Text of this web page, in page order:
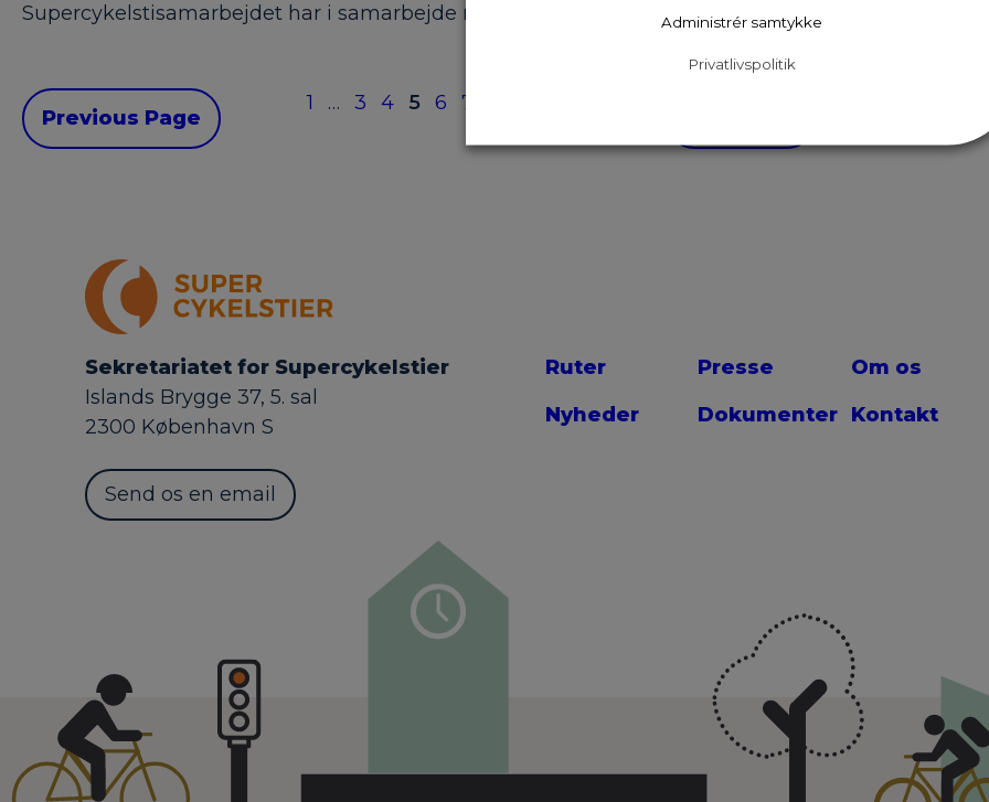
Supercykelstisamarbejdet har i samarbejde med Epinion undersøgt cykelpendlernes behov for
Previous Page
1 … 3 4 5 6 7
Sekretariatet for Supercykelstier
Islands Brygge 37, 5. sal
2300 København S
Send os en email
Ruter
Nyheder
Presse
Dokumenter
Om os
Kontakt
Administrér samtykke
Privatlivspolitik